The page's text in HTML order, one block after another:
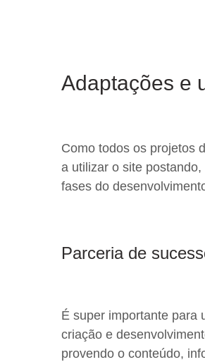
Adaptações e
Como todos os projetos
a utilizar o site
fases do
Parceria de
É super importante para
criação e
provendo o conteúdo,